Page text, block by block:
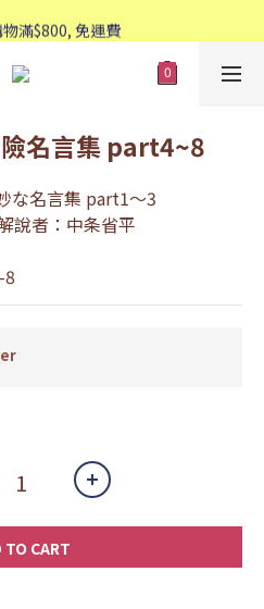
查詢：95588661
滿$800, 免運費
查詢：95588661
名言集 part4~8
な名言集 part1～3
說者：中条省平
TO CART